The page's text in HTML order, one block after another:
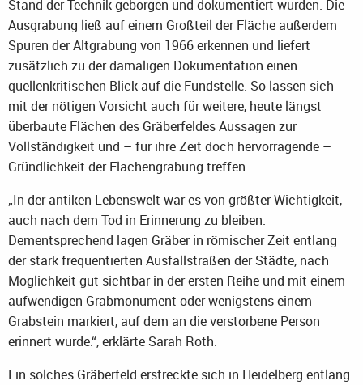
Stand der Technik geborgen und dokumentiert wurden. Die
Ausgrabung ließ auf einem Großteil der Fläche außerdem
Spuren der Altgrabung von 1966 erkennen und liefert
zusätzlich zu der damaligen Dokumentation einen
quellenkritischen Blick auf die Fundstelle. So lassen sich
mit der nötigen Vorsicht auch für weitere, heute längst
überbaute Flächen des Gräberfeldes Aussagen zur
Vollständigkeit und – für ihre Zeit doch hervorragende –
Gründlichkeit der Flächengrabung treffen.
„In der antiken Lebenswelt war es von größter Wichtigkeit,
auch nach dem Tod in Erinnerung zu bleiben.
Dementsprechend lagen Gräber in römischer Zeit entlang
der stark frequentierten Ausfallstraßen der Städte, nach
Möglichkeit gut sichtbar in der ersten Reihe und mit einem
aufwendigen Grabmonument oder wenigstens einem
Grabstein markiert, auf dem an die verstorbene Person
erinnert wurde.“, erklärte Sarah Roth.
Ein solches Gräberfeld erstreckte sich in Heidelberg entlang